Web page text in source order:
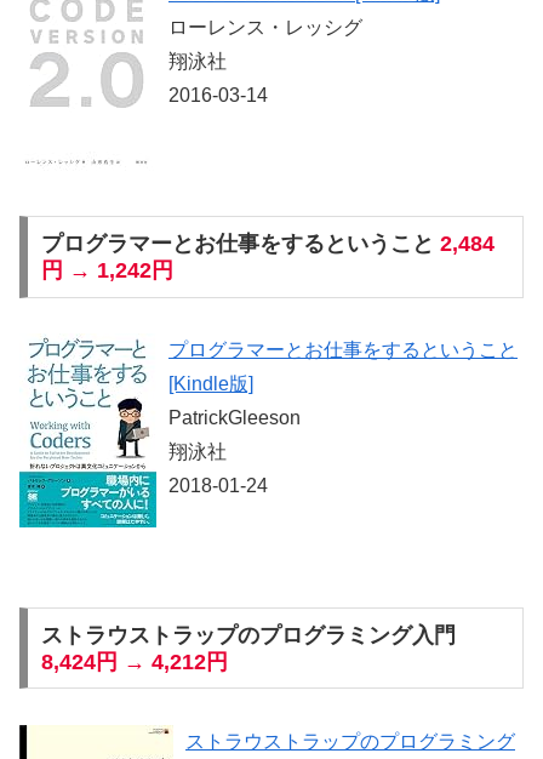
ローレンス・レッシグ
翔泳社
2016-03-14
プログラマーとお仕事をするということ 2,484
円 → 1,242円
プログラマーとお仕事をするということ
[Kindle版]
PatrickGleeson
翔泳社
2018-01-24
ストラウストラップのプログラミング入門
8,424円 → 4,212円
ストラウストラップのプログラミング